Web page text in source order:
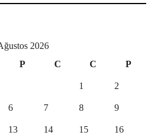
2026
P C C P
1 2
6 7 8 9
13 14 15 16